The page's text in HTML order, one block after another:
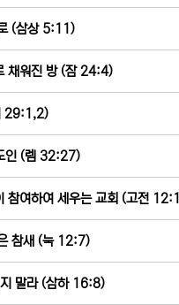
(삼상 5:11)
채워진 방 (잠 24:4)
29:1,2)
인 (렘 32:27)
참여하여 세우는 교회 (고전
참새 (눅 12:7)
말라 (삼하 16:8)